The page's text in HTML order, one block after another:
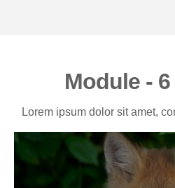
Module -
Lorem ipsum dolor sit amet,